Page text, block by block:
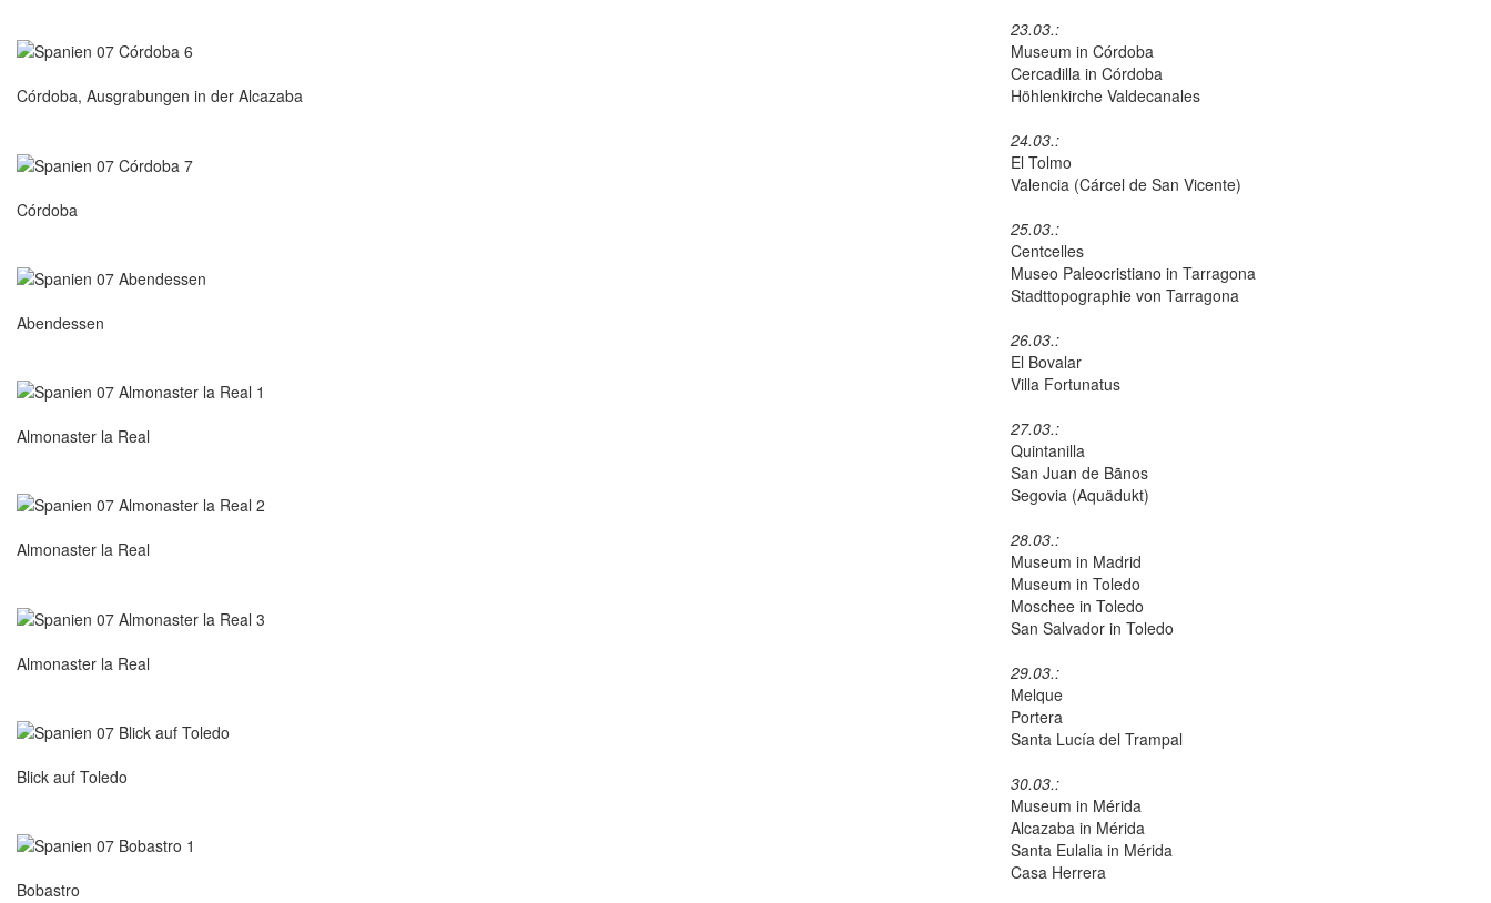
Córdoba, Ausgrabungen in der Alcazaba
Córdoba
Abendessen
Almonaster la Real
Almonaster la Real
Almonaster la Real
Blick auf Toledo
Bobastro
23.03.:
Museum in Córdoba
Cercadilla in Córdoba
Höhlenkirche Valdecanales
24.03.:
El Tolmo
Valencia (Cárcel de San Vicente)
25.03.:
Centcelles
Museo Paleocristiano in Tarragona
Stadttopographie von Tarragona
26.03.:
El Bovalar
Villa Fortunatus
27.03.:
Quintanilla
San Juan de Bãnos
Segovia (Aquädukt)
28.03.:
Museum in Madrid
Museum in Toledo
Moschee in Toledo
San Salvador in Toledo
29.03.:
Melque
Portera
Santa Lucía del Trampal
30.03.:
Museum in Mérida
Alcazaba in Mérida
Santa Eulalia in Mérida
Casa Herrera